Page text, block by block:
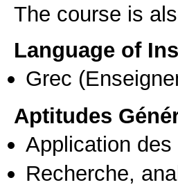
The course is
Language of
Grec
Aptitudes
Application
Recherche,